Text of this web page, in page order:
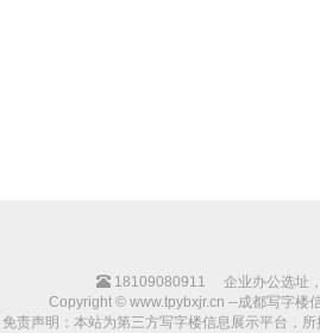
18109080911
企业办公选址
Copyright © www.tpybxjr.cn --成都写字楼
免责声明：本站为第三方写字楼信息展示平台，